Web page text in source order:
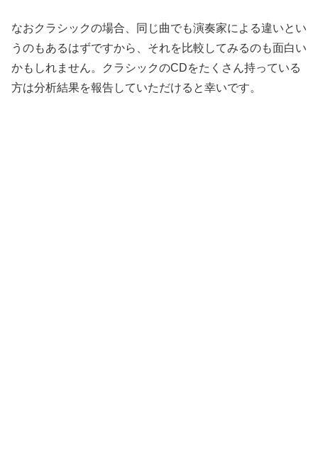
なおクラシックの場合、同じ曲でも演奏家による違いとい
うのもあるはずですから、それを比較してみるのも面白い
かもしれません。クラシックのCDをたくさん持っている
方は分析結果を報告していただけると幸いです。